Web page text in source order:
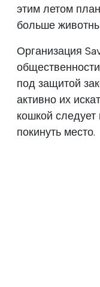
этим летом
больше
Организация
под защитой
активно их
кошкой следует
покинуть место.